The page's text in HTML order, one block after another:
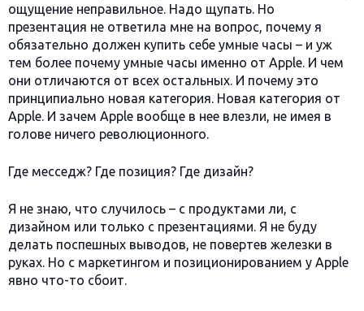
ощущение неправильное. Надо щупать. Но
презентация не ответила мне на вопрос, почему я
обязательно должен купить себе умные часы – и уж
тем более почему умные часы именно от Apple. И чем
они отличаются от всех остальных. И почему это
принципиально новая категория. Новая категория от
Apple. И зачем Apple вообще в нее влезли, не имея в
голове ничего революционного.
Где месседж? Где позиция? Где дизайн?
Я не знаю, что случилось – с продуктами ли, с
дизайном или только с презентациями. Я не буду
делать поспешных выводов, не повертев железки в
руках. Но с маркетингом и позиционированием у Apple
явно что-то сбоит.